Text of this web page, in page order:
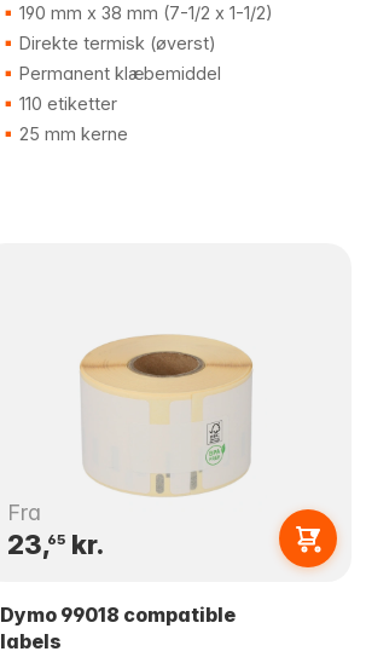
190 mm x 38 mm (7-1/2 x 1-1/2)
Direkte termisk (øverst)
Permanent klæbemiddel
110 etiketter
25 mm kerne
Fra
23,65kr.
Dymo 99018 compatible
labels